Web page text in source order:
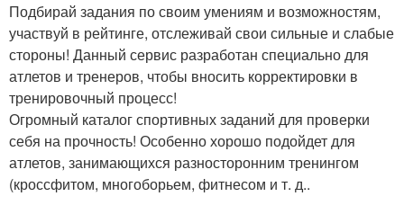
Подбирай задания по своим умениям и возможностям,
участвуй в рейтинге, отслеживай свои сильные и слабые
стороны! Данный сервис разработан специально для
атлетов и тренеров, чтобы вносить корректировки в
тренировочный процесс!
Огромный каталог спортивных заданий для проверки
себя на прочность! Особенно хорошо подойдет для
атлетов, занимающихся разносторонним тренингом
(кроссфитом, многоборьем, фитнесом и т. д..